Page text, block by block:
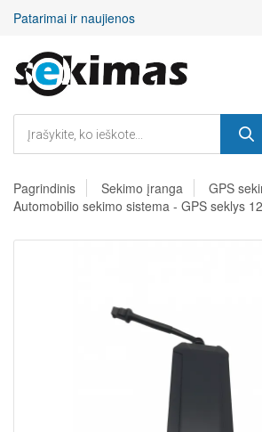
Patarimai ir naujienos
Pagrindinis Sekimo įranga
GPS
Automobilio sekimo sistema - GPS seklys